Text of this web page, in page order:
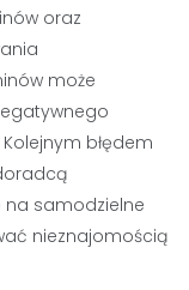
oraz
może
błędem
samodzielne
nieznajomością